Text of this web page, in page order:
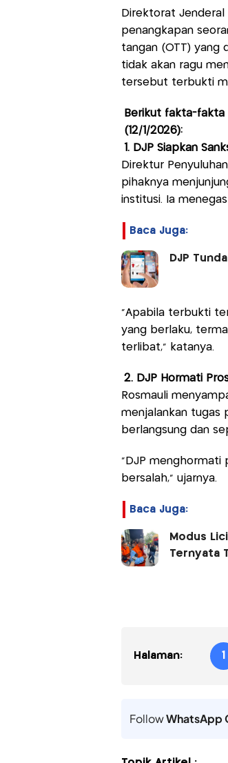
Direktorat Jenderal
penangkapan
tangan (OTT) yang
tidak akan ragu
tersebut terbukti
Berikut fakta-fakta
(12/1/2026):
1. DJP Siapkan
Direktur
pihaknya
institusi. Ia
Baca Juga:
DJP
"Apabila terbukti
yang berlaku,
terlibat," katanya.
2. DJP Hormati
Rosmauli
menjalankan tugas
berlangsung dan
"DJP menghormati
bersalah," ujarnya.
Baca Juga:
Modus
Ternyata
Halaman: 1
FollowWhatsApp